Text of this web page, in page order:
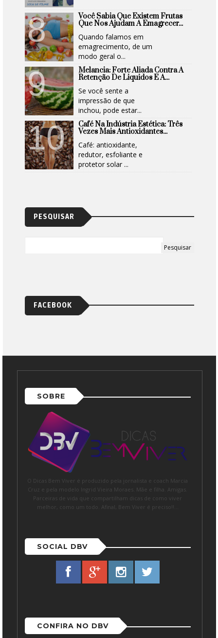
Você Sabia Que Existem Frutas
Que Nos Ajudam A Emagrecer...
Quando falamos em
emagrecimento, de um
modo geral o...
Melancia: Forte Aliada Contra A
Retenção De Liquidos E A...
Se você sente a
impressão de que
inchou, pode estar...
Café Na Indústria Estética: Três
Vezes Mais Antioxidantes...
Café: antioxidante,
redutor, esfoliante e
protetor solar ...
PESQUISAR
FACEBOOK
SOBRE
O Dicas Bem Viver é produzido pela jornalista e coach Marcia
Cruz e pela modelo Ingrid Vieira Moraes. Mãe e filha. Amigas.
Parceiras de vida que compartilham dicas de como viver
melhor, como um todo. Afinal, Bem Viver é preciso!!...
SOCIAL DBV
CONFIRA NO DBV